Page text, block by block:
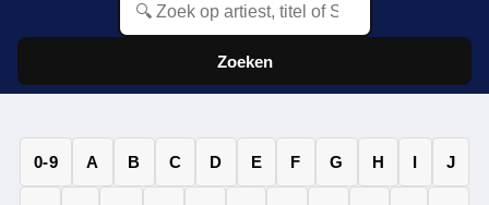
Zoeken
0-9 A B C D E F G H I J